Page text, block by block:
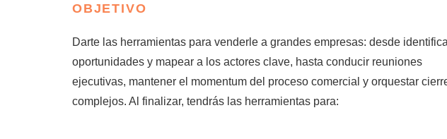
OBJETIVO
Darte las herramientas para venderle a grandes empresas: desde
oportunidades y mapear a los actores clave, hasta conducir reuniones
ejecutivas, mantener el momentum del proceso comercial y orquestar
complejos. Al finalizar, tendrás las herramientas para: